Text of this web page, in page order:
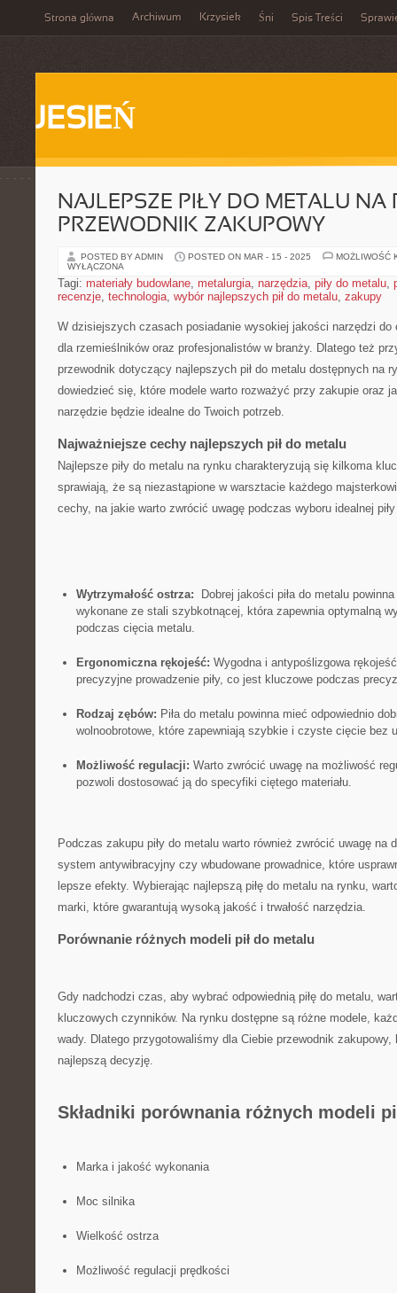
Strona główna Archiwum Krzysiek Śni Spis Treści
JESIEŃ
NAJLEPSZE PIŁY DO METALU NA
PRZEWODNIK ZAKUPOWY
POSTED BY ADMIN POSTED ON MAR - 15 - 2025
MOŻLIWOŚĆ
WYŁĄCZONA
Tagi: materiały budowlane, metalurgia, narzędzia, piły do metalu,
recenzje, technologia, wybór najlepszych pił do metalu, zakupy
W dzisiejszych ​czasach ‍posiadanie wysokiej jakości narzędzi do
dla rzemieślników oraz⁣ profesjonalistów ​w branży. Dlatego też
przewodnik dotyczący najlepszych pił ⁢do metalu dostępnych na
dowiedzieć⁣ się, ⁤które modele‍ warto rozważyć ​przy zakupie oraz
narzędzie będzie idealne do Twoich potrzeb.
Najważniejsze cechy najlepszych‌ pił do⁢ metalu
Najlepsze​ piły do metalu na rynku⁤ charakteryzują się kilkoma
⁤sprawiają, że⁢ są niezastąpione w warsztacie każdego
cechy, na jakie ⁣warto⁣ zwrócić uwagę podczas wyboru⁤ idealnej
Wytrzymałość ostrza:
Dobrej jakości ‌piła ​do metalu
wykonane ze stali‌ szybkotnącej, ⁢która zapewnia optymalną
podczas cięcia metalu.
Ergonomiczna rękojeść: Wygodna i antypoślizgowa
precyzyjne prowadzenie piły, ⁢co jest kluczowe podczas
Rodzaj ‍zębów: Piła do ⁤metalu powinna mieć odpowiednio
wolnoobrotowe,​ które zapewniają szybkie i ⁣czyste cięcie bez
Możliwość⁢ regulacji: Warto⁤ zwrócić uwagę na możliwość
⁤pozwoli​ dostosować ją ⁢do ​specyfiki ciętego ‍materiału.
Podczas zakupu piły ‌do metalu warto‍ również⁣ zwrócić uwagę ⁢na
⁣system ⁤antywibracyjny czy wbudowane prowadnice, które‍
lepsze efekty. Wybierając najlepszą ​piłę do metalu na rynku,
⁢marki, które gwarantują wysoką jakość ​i trwałość narzędzia.
Porównanie różnych modeli pił‌ do ​metalu
Gdy nadchodzi czas, aby wybrać odpowiednią ⁣piłę do metalu,
kluczowych czynników. Na​ rynku dostępne są ⁢różne modele,
wady. Dlatego przygotowaliśmy⁣ dla Ciebie przewodnik
najlepszą decyzję.
Składniki porównania różnych modeli
Marka i jakość ⁢wykonania
Moc silnika
Wielkość‌ ostrza
Możliwość regulacji ⁣prędkości